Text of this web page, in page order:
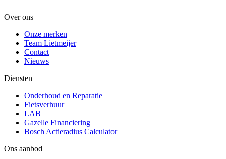
Over ons
Onze merken
Team Lietmeijer
Contact
Nieuws
Diensten
Onderhoud en Reparatie
Fietsverhuur
LAB
Gazelle Financiering
Bosch Actieradius Calculator
Ons aanbod